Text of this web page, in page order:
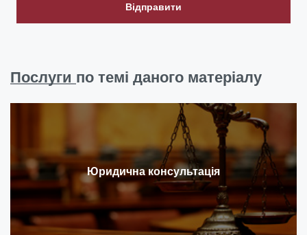
Відправити
Послуги по темі даного матеріалу
Юридична консультація